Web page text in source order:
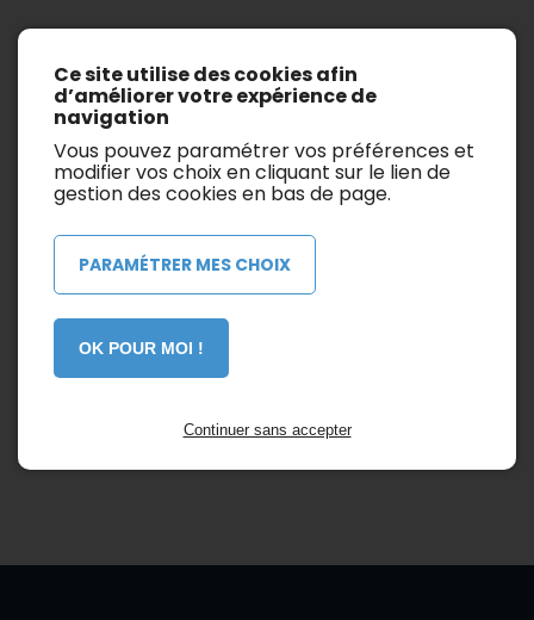
Afficher les filtres de recherche
Il n’y a aucun véhicule.
Ce site utilise des cookies afin
d’améliorer votre expérience de
navigation
Vous pouvez paramétrer vos préférences et
modifier vos choix en cliquant sur le lien de
gestion des cookies en bas de page.
PARAMÉTRER MES CHOIX
OK POUR MOI !
Continuer sans accepter